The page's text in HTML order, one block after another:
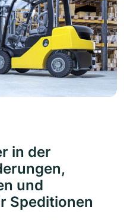
in der
und
Speditionen